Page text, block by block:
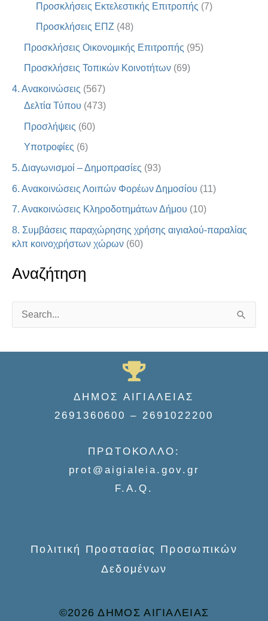
Προσκλήσεις Εκτελεστικής Επιτροπής (7)
Προσκλήσεις ΕΠΖ (48)
Προσκλήσεις Οικονομικής Επιτροπής (95)
Προσκλήσεις Τοπικών Κοινοτήτων (69)
4. Ανακοινώσεις (567)
Δελτία Τύπου (473)
Προσλήψεις (60)
Υποτροφίες (6)
5. Διαγωνισμοί – Δημοπρασίες (93)
6. Ανακοινώσεις Λοιπών Φορέων Δημοσίου (11)
7. Ανακοινώσεις Κληροδοτημάτων Δήμου (10)
8. Συμβάσεις παραχώρησης χρήσης αιγιαλού-παραλίας
κλπ κοινοχρήστων χώρων (60)
Αναζήτηση
a
ΔΗΜΟΣ ΑΙΓΙΑΛΕΙΑΣ
2691360600 – 2691022200
ΠΡΩΤΟΚΟΛΛΟ:
prot@aigialeia.gov.gr
F.A.Q.
Πολιτική Προστασίας Προσωπικών
Δεδομένων
©2026 ΔΗΜΟΣ ΑΙΓΙΑΛΕΙΑΣ